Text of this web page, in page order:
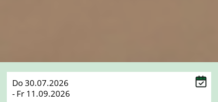
Do 30.07.2026
- Fr 11.09.2026